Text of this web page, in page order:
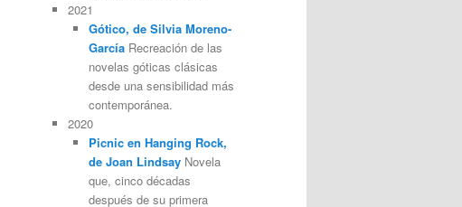
2021
Gótico, de Silvia Moreno-
GarcíaRecreación de las
novelas góticas clásicas
desde una sensibilidad más
contemporánea.
2020
Picnic en Hanging Rock,
de Joan LindsayNovela
que, cinco décadas
después de su primera